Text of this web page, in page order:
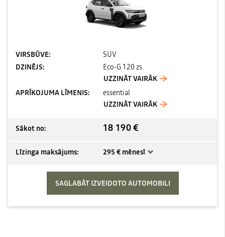
VIRSBŪVE:
SUV
DZINĒJS:
Eco-G 120 zs
UZZINĀT VAIRĀK
APRĪKOJUMA LĪMENIS:
essential
UZZINĀT VAIRĀK
Sākot no: 18 190 €
Līzinga maksājums: 295 € mēnesī
SAGLABĀT IZVEIDOTO AUTOMOBILI